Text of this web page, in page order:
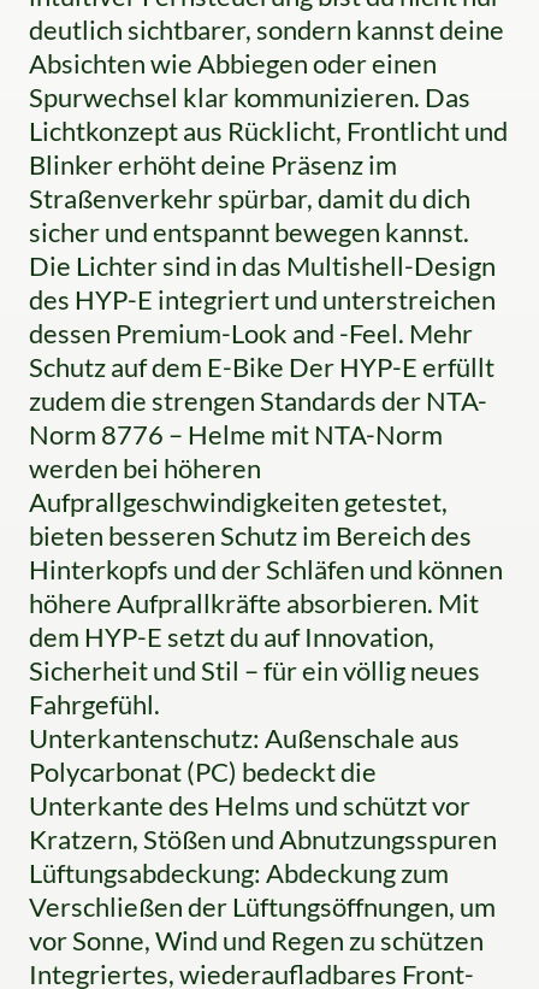
deutlich sichtbarer, sondern kannst deine
Absichten wie Abbiegen oder einen
Spurwechsel klar kommunizieren. Das
Lichtkonzept aus Rücklicht, Frontlicht und
Blinker erhöht deine Präsenz im
Straßenverkehr spürbar, damit du dich
sicher und entspannt bewegen kannst.
Die Lichter sind in das Multishell-Design
des HYP-E integriert und unterstreichen
dessen Premium-Look and -Feel. Mehr
Schutz auf dem E-Bike Der HYP-E erfüllt
zudem die strengen Standards der NTA-
Norm 8776 – Helme mit NTA-Norm
werden bei höheren
Aufprallgeschwindigkeiten getestet,
bieten besseren Schutz im Bereich des
Hinterkopfs und der Schläfen und können
höhere Aufprallkräfte absorbieren. Mit
dem HYP-E setzt du auf Innovation,
Sicherheit und Stil – für ein völlig neues
Fahrgefühl.
Unterkantenschutz: Außenschale aus
Polycarbonat (PC) bedeckt die
Unterkante des Helms und schützt vor
Kratzern, Stößen und Abnutzungsspuren
Lüftungsabdeckung: Abdeckung zum
Verschließen der Lüftungsöffnungen, um
vor Sonne, Wind und Regen zu schützen
Integriertes, wiederaufladbares Front-